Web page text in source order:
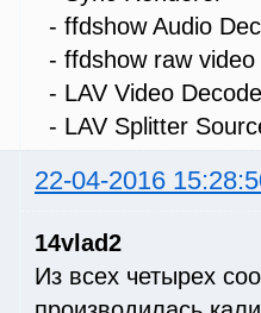
- ffdshow Audio
- ffdshow raw video
- LAV Video
- LAV Splitter
22-04-2016
14vlad2
Из всех четырех